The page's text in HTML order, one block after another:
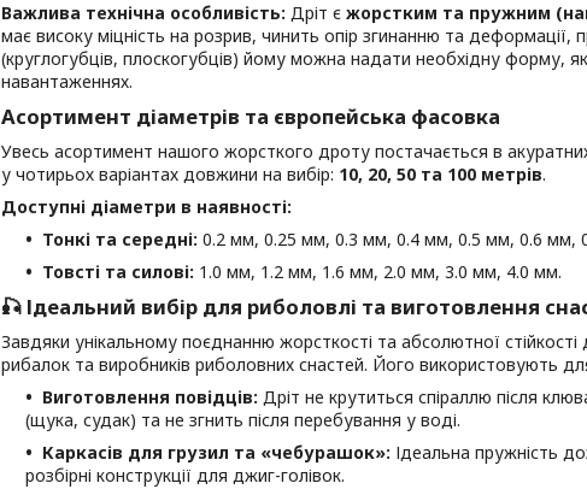
Важлива технічна особливість: Дріт є жорстким та пружним
має високу міцність на розрив, чинить опір згинанню та
(круглогубців, плоскогубців) йому можна надати необхідну форму,
навантаженнях.
Асортимент діаметрів та європейська фасовка
Увесь асортимент нашого жорсткого дроту постачається в
у чотирьох варіантах довжини на вибір: 10, 20, 50 та 100 метрів.
Доступні діаметри в наявності:
Тонкі та середні: 0.2 мм, 0.25 мм, 0.3 мм, 0.4 мм, 0.5 мм, 0.6 мм,
Товсті та силові: 1.0 мм, 1.2 мм, 1.6 мм, 2.0 мм, 3.0 мм, 4.0 мм.
🎣 Ідеальний вибір для риболовлі та виготовлення
Завдяки унікальному поєднанню жорсткості та абсолютної
рибалок та виробників риболовних снастей. Його використовують
Виготовлення повідців: Дріт не крутиться спіраллю після
(щука, судак) та не згнить після перебування у воді.
Каркасів для грузил та «чебурашок»: Ідеальна пружність
розбірні конструкції для джиг-голівок.